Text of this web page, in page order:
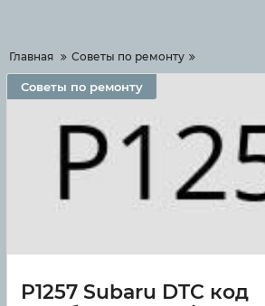
Главная Советы по ремонту
Советы по ремонту
P1257 Subaru DTC код